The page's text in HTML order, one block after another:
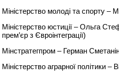
Міністерство молоді та спорту –
Міністерство юстиції – Ольга
прем’єр з Євроінтеграції)
Мінстратегпром – Герман
Міністерство аграрної політики –